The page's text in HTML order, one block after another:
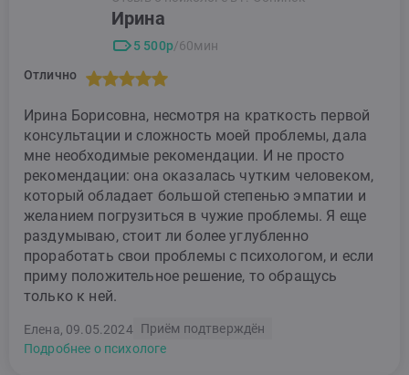
Ирина
5 500р/60мин
Отлично
Ирина Борисовна, несмотря на краткость первой
консультации и сложность моей проблемы, дала
мне необходимые рекомендации. И не просто
рекомендации: она оказалась чутким человеком,
который обладает большой степенью эмпатии и
желанием погрузиться в чужие проблемы. Я еще
раздумываю, стоит ли более углубленно
проработать свои проблемы с психологом, и если
приму положительное решение, то обращусь
только к ней.
Елена, 09.05.2024 Приём подтверждён
Подробнее о психологе